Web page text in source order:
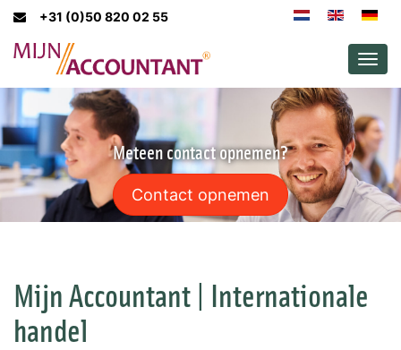
+31 (0)50 820 02 55
Meteen contact opnemen?
Contact opnemen
Mijn Accountant | Internationale
handel